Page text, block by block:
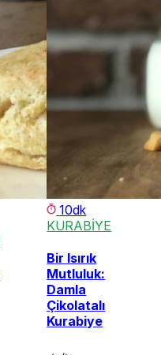
10dk
KURABİYE
Bir Isırık
Mutluluk:
Damla
Çikolatalı
Kurabiye